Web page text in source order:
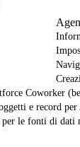
Coworker
e record
le fonti di dati